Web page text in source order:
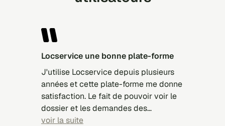
locservice une bonne plate-forme
J'utilise Locservice depuis plusieurs
années et cette plate-forme me donne
satisfaction. Le fait de pouvoir voir le
dossier et les demandes des
candidats est très intéressant. Je
voir la suite